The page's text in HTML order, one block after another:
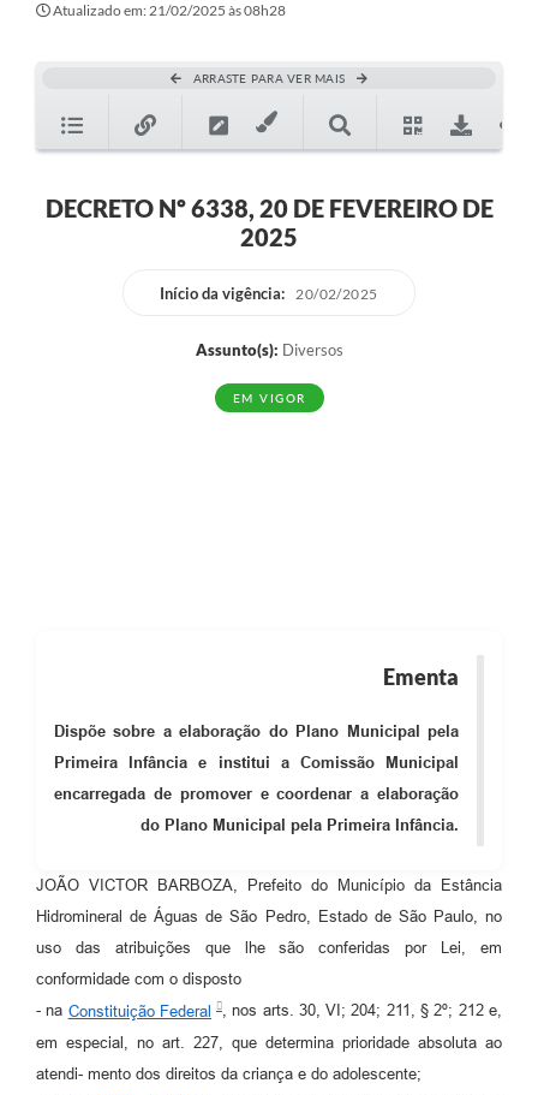
Atualizado em: 21/02/2025 às 08h28
ARRASTE PARA VER MAIS
DECRETO Nº 6338, 20 DE FEVEREIRO DE
2025
Início da vigência: 20/02/2025
Assunto(s): Diversos
EM VIGOR
Ementa
Dispõe sobre a elaboração do Plano Municipal pela
Primeira Infância e institui a Comissão Municipal
encarregada de promover e coordenar a elaboração
do Plano Municipal pela Primeira Infância.
JOÃO VICTOR BARBOZA, Prefeito do Município da Estância
Hidromineral de Águas de São Pedro, Estado de São Paulo, no
uso das atribuições que lhe são conferidas por Lei, em
conformidade com o disposto
- na Constituição Federal
, nos arts. 30, VI; 204; 211, § 2º; 212 e,
em especial, no art. 227, que determina prioridade absoluta ao
atendi- mento dos direitos da criança e do adolescente;